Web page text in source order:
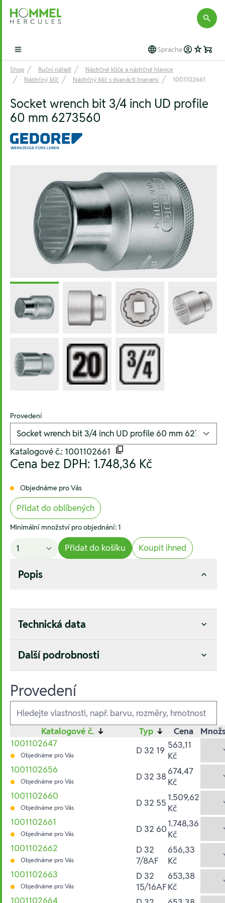
Hommel Hercules
Open main menu Sprache
Shop Ruční nářadí
Nástrčné klíče a nástrčné hlavice
Nástrčný klíč
Nástrčný klíč s dvanácti hranami 1001102661
Socket wrench bit 3/4 inch UD profile
60 mm 6273560
Provedení
Katalogové č.: 1001102661
Cena bez DPH: 1.748,36 Kč
Objednáme pro Vás
Přidat do oblíbených
Minimální množství pro objednání: 1
Přidat do košíku Koupit ihned
Popis
Technická data
Další podrobnosti
Provedení
Ausführungen
Katalogové č. ↓ Typ ↓ Cena
1001102647
Objednáme pro Vás D 32 19 563,11
Kč
1001102656
Objednáme pro Vás D 32 38674,47
Kč
1001102660
Objednáme pro Vás D 32 55 1.509,62
Kč
1001102661
Objednáme pro Vás D 32 601.748,36
Kč
1001102662
Objednáme pro Vás
D 32
7/8AF
656,33
Kč
1001102663
Objednáme pro Vás
D 32
15/16AF
653,38
Kč
1001102664